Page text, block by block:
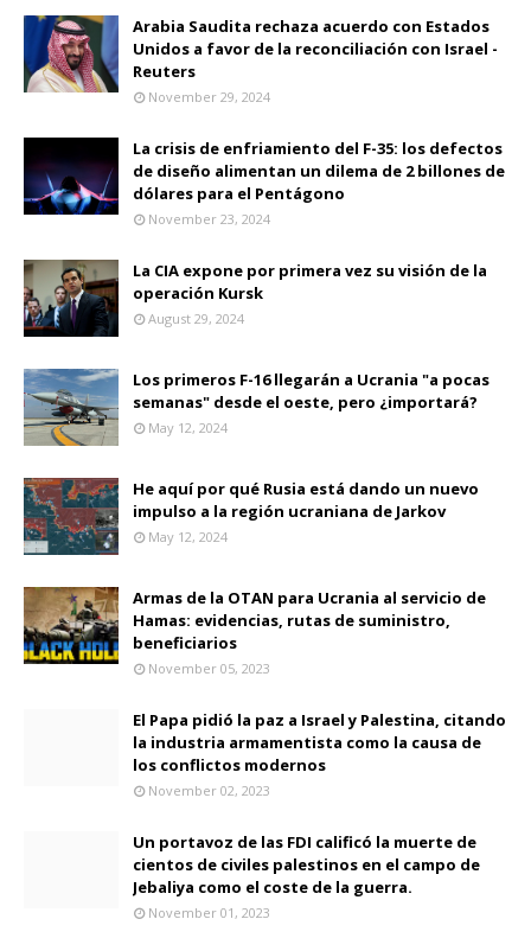
Arabia Saudita rechaza acuerdo con Estados
Unidos a favor de la reconciliación con Israel -
Reuters
November 29, 2024
La crisis de enfriamiento del F-35: los defectos
de diseño alimentan un dilema de 2 billones de
dólares para el Pentágono
November 23, 2024
La CIA expone por primera vez su visión de la
operación Kursk
August 29, 2024
Los primeros F-16 llegarán a Ucrania "a pocas
semanas" desde el oeste, pero ¿importará?
May 12, 2024
He aquí por qué Rusia está dando un nuevo
impulso a la región ucraniana de Jarkov
May 12, 2024
Armas de la OTAN para Ucrania al servicio de
Hamas: evidencias, rutas de suministro,
beneficiarios
November 05, 2023
El Papa pidió la paz a Israel y Palestina, citando
la industria armamentista como la causa de
los conflictos modernos
November 02, 2023
Un portavoz de las FDI calificó la muerte de
cientos de civiles palestinos en el campo de
Jebaliya como el coste de la guerra.
November 01, 2023